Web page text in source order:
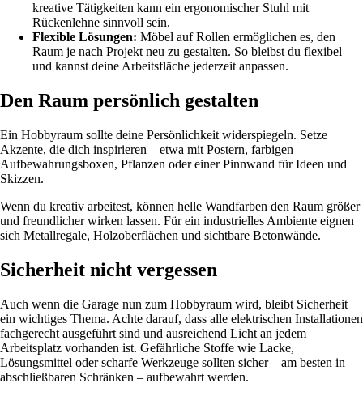
kreative Tätigkeiten kann ein ergonomischer Stuhl mit
Rückenlehne sinnvoll sein.
Flexible Lösungen: Möbel auf Rollen ermöglichen es, den
Raum je nach Projekt neu zu gestalten. So bleibst du flexibel
und kannst deine Arbeitsfläche jederzeit anpassen.
Den Raum persönlich gestalten
Ein Hobbyraum sollte deine Persönlichkeit widerspiegeln. Setze
Akzente, die dich inspirieren – etwa mit Postern, farbigen
Aufbewahrungsboxen, Pflanzen oder einer Pinnwand für Ideen und
Skizzen.
Wenn du kreativ arbeitest, können helle Wandfarben den Raum größer
und freundlicher wirken lassen. Für ein industrielles Ambiente eignen
sich Metallregale, Holzoberflächen und sichtbare Betonwände.
Sicherheit nicht vergessen
Auch wenn die Garage nun zum Hobbyraum wird, bleibt Sicherheit
ein wichtiges Thema. Achte darauf, dass alle elektrischen Installationen
fachgerecht ausgeführt sind und ausreichend Licht an jedem
Arbeitsplatz vorhanden ist. Gefährliche Stoffe wie Lacke,
Lösungsmittel oder scharfe Werkzeuge sollten sicher – am besten in
abschließbaren Schränken – aufbewahrt werden.